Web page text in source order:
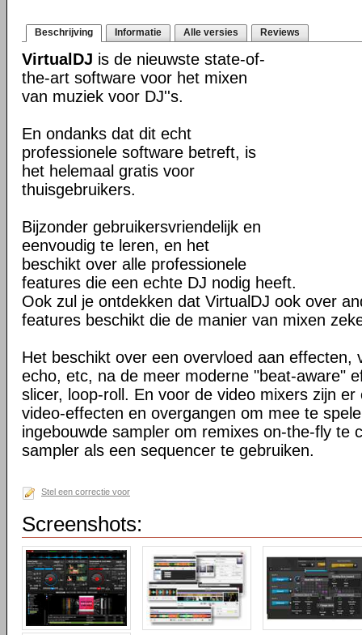
Beschrijving Informatie Alle versies Reviews
VirtualDJ is de nieuwste state-of-
the-art software voor het mixen
van muziek voor DJ''s.
En ondanks dat dit echt
professionele software betreft, is
het helemaal gratis voor
thuisgebruikers.
Bijzonder gebruikersvriendelijk en
eenvoudig te leren, en het
beschikt over alle professionele
features die een echte DJ nodig heeft.
Ook zul je ontdekken dat VirtualDJ ook over
features beschikt die de manier van mixen
Het beschikt over een overvloed aan effecten,
echo, etc, na de meer moderne "beat-aware"
slicer, loop-roll. En voor de video mixers zijn er
video-effecten en overgangen om mee te
ingebouwde sampler om remixes on-the-fly te
sampler als een sequencer te gebruiken.
Stel een correctie voor
Screenshots: